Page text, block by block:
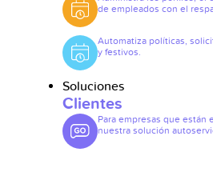
de empleados con el
Automatiza políticas,
y festivos.
Soluciones
Clientes
Para empresas que están
nuestra solución